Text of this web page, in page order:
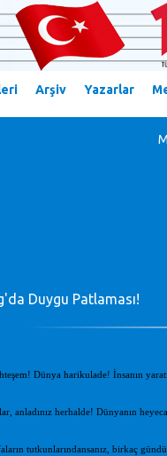
Arşiv Yazarlar
Duygu Patlaması!
Dünya harikulade! İnsanın
anladınız herhalde! Dünyanın
tutkunlarındansanız, birkaç